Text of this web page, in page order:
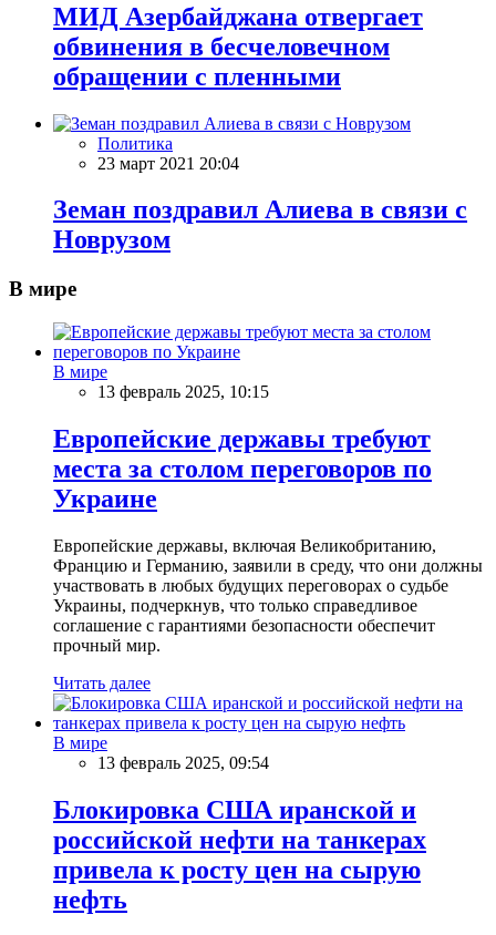
МИД Азербайджана отвергает
обвинения в бесчеловечном
обращении с пленными
Политика
23 март 2021 20:04
Земан поздравил Алиева в связи с
Новрузом
В мире
В мире
13 февраль 2025, 10:15
Европейские державы требуют
места за столом переговоров по
Украине
Европейские державы, включая Великобританию,
Францию и Германию, заявили в среду, что они должны
участвовать в любых будущих переговорах о судьбе
Украины, подчеркнув, что только справедливое
соглашение с гарантиями безопасности обеспечит
прочный мир.
Читать далее
В мире
13 февраль 2025, 09:54
Блокировка США иранской и
российской нефти на танкерах
привела к росту цен на сырую
нефть